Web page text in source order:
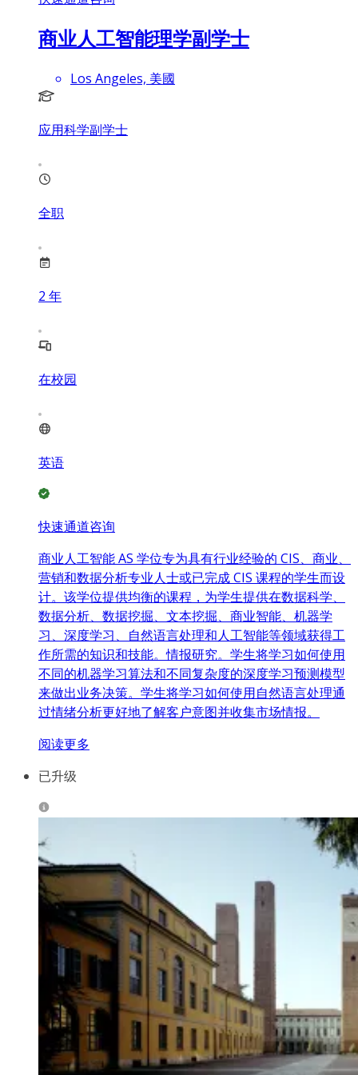
商业人工智能理学副学士
Los Angeles, 美國
应用科学副学士
全职
2 年
在校园
英语
快速通道咨询
商业人工智能 AS 学位专为具有行业经验的 CIS、商业、
营销和数据分析专业人士或已完成 CIS 课程的学生而设
计。该学位提供均衡的课程，为学生提供在数据科学、
数据分析、数据挖掘、文本挖掘、商业智能、机器学
习、深度学习、自然语言处理和人工智能等领域获得工
作所需的知识和技能。情报研究。学生将学习如何使用
不同的机器学习算法和不同复杂度的深度学习预测模型
来做出业务决策。学生将学习如何使用自然语言处理通
过情绪分析更好地了解客户意图并收集市场情报。
阅读更多
已升级